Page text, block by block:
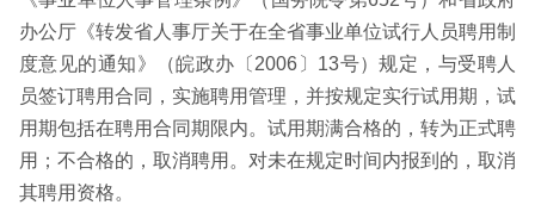
办公厅《转发省人事厅关于在全省事业单位试行人员聘用制
度意见的通知》（皖政办〔2006〕13号）规定，与受聘人
员签订聘用合同，实施聘用管理，并按规定实行试用期，试
用期包括在聘用合同期限内。试用期满合格的，转为正式聘
用；不合格的，取消聘用。对未在规定时间内报到的，取消
其聘用资格。